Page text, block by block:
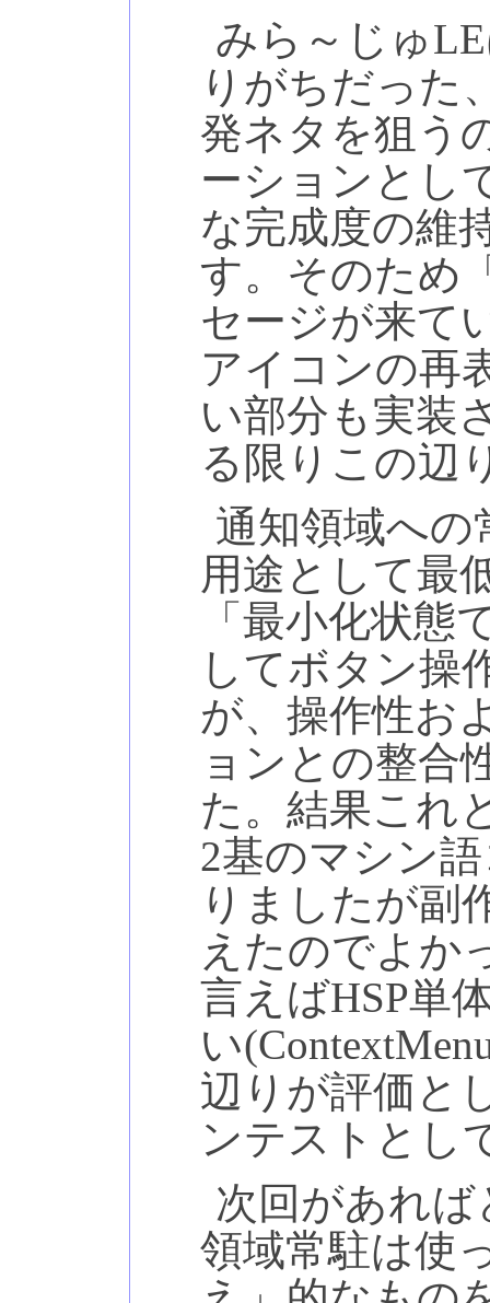
みら～じゅ
りがちだった
発ネタを狙う
ーションとし
な完成度の維
す。そのため
セージが来て
アイコンの再
い部分も実装
る限りこの辺
通知領域への
用途として最
「最小化状態
してボタン操
が、操作性お
ョンとの整合
た。結果これ
2基のマシン
りましたが副
えたのでよか
言えばHSP単
い
辺りが評価と
ンテストとし
次回があれ
領域常駐は使